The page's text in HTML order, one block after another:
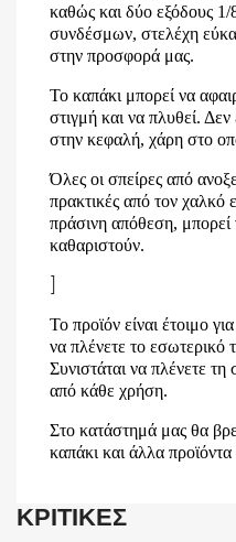
καθώς και δύο εξόδους 1/
συνδέσμων, στελέχη
στην προσφορά μας.
Το καπάκι μπορεί να
στιγμή και να πλυθεί.
στην κεφαλή, χάρη στο
Όλες οι σπείρες από
πρακτικές από τον χαλκό
πράσινη απόθεση, μπορεί
καθαριστούν.
Το προϊόν είναι έτοιμο
να πλένετε το εσωτερικό
Συνιστάται να πλένετε
από κάθε χρήση.
Στο κατάστημά μας θα
καπάκι και άλλα
ΚΡΙΤΙΚΈΣ